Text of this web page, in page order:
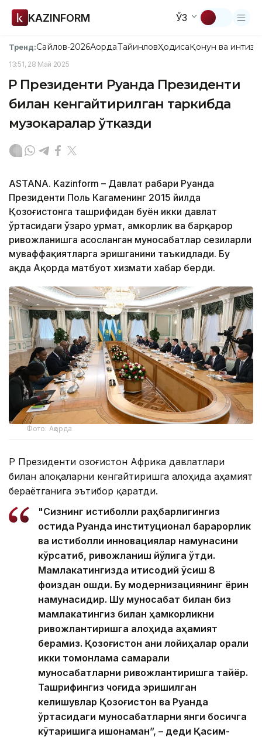
KAZINFORM ЎЗ
Тренд:Сайлов-2026АқордаТайинловҲодисаҚонун ва
13:51, 28 Май 2025
ҚР Президенти Руанда Президенти
билан кенгайтирилган таркибда
музокаралар ўтказди
ASTANA. Kazinform – Давлат раҳбари Руанда
Президенти Поль Кагаменинг 2015 йилда
Қозоғистонга ташрифидан буён икки давлат
ўртасидаги ўзаро ҳурмат, ҳамкорлик ва барқарор
ривожланишга асосланган муносабатлар сезиларли
муваффақиятларга эришганини таъкидлади. Бу
ҳақда Ақорда матбуот хизмати хабар берди.
Фото: Ақорда
ҚР Президенти Қозоғистон Африка давлатлари
билан алоқаларни кенгайтиришга алоҳида аҳамият
бераётганига эътибор қаратди.
"Сизнинг истиқболли раҳбарлигингиз
остида Руанда институционал барқарорлик
ва истиқболли инновациялар намунасини
кўрсатиб, ривожланиш йўлига ўтди.
Мамлакатингизда иқтисодий ўсиш 8
фоиздан ошди. Бу модернизациянинг ёрқин
намунасидир. Шу муносабат билан биз
мамлакатингиз билан ҳамкорликни
ривожлантиришга алоҳида аҳамият
берамиз. Қозоғистон аниқ лойиҳалар орқали
икки томонлама самарали
муносабатларни ривожлантиришга тайёр.
Ташрифингиз чоғида эришилган
келишувлар Қозоғистон ва Руанда
ўртасидаги муносабатларни янги босқичга
кўтаришига ишонаман”, – деди Қасим-